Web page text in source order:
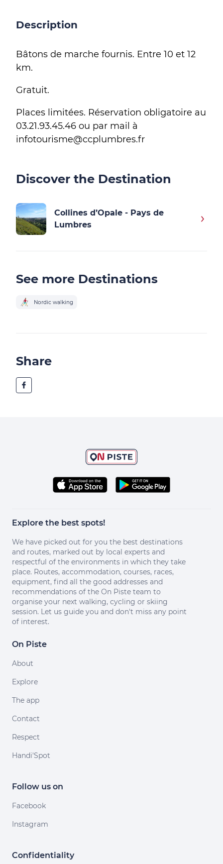
Description
Bâtons de marche fournis. Entre 10 et 12
km.
Gratuit.
Places limitées. Réservation obligatoire au
03.21.93.45.46 ou par mail à
infotourisme@ccplumbres.fr
Discover the Destination
Collines d’Opale - Pays de
Lumbres
See more Destinations
Nordic walking
Share
Explore the best spots!
We have picked out for you the best destinations
and routes, marked out by local experts and
respectful of the environments in which they take
place. Routes, accommodation, courses, races,
equipment, find all the good addresses and
recommendations of the On Piste team to
organise your next walking, cycling or skiing
session. Let us guide you and don't miss any point
of interest.
On Piste
About
Explore
The app
Contact
Respect
Handi'Spot
Follow us on
Facebook
Instagram
Confidentiality